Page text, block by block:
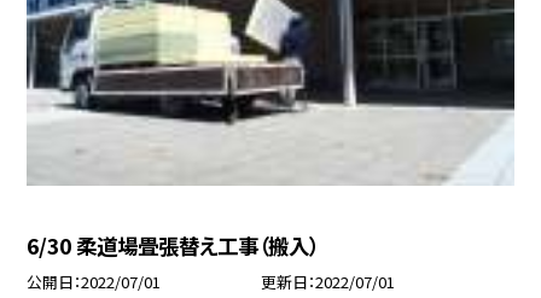
6/30 柔道場畳張替え工事（搬入）
公開日 2022/07/01 更新日 2022/07/01